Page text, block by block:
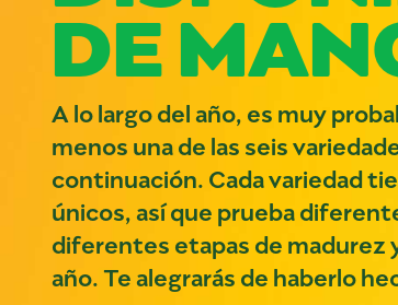
DE
A lo largo del año, es muy
menos una de las seis
continuación. Cada variedad
únicos, así que prueba
diferentes etapas de madurez
año. Te alegrarás de haberlo